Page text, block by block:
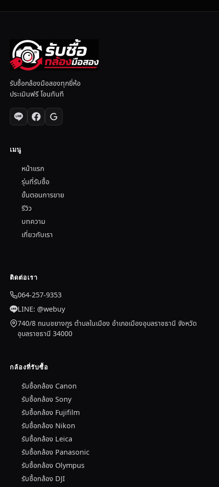
รับซื้อกล้องมือสองทุกยี่ห้อ
ประเมินฟรี โอนทันที
เมนู
หน้าแรก
รุ่นที่รับซื้อ
ขั้นตอนการขาย
รีวิว
บทความ
เกี่ยวกับเรา
ติดต่อเรา
064-257-9353
LINE: @webuy
740/8 ถนนชยางกูร ตำบลในเมือง อำเภอเมืองอุบลราชธานี จังหวัด
อุบลราชธานี 34000
กล้องที่รับซื้อ
รับซื้อกล้อง Canon
รับซื้อกล้อง Sony
รับซื้อกล้อง Fujifilm
รับซื้อกล้อง Nikon
รับซื้อกล้อง Leica
รับซื้อกล้อง Panasonic
รับซื้อกล้อง Olympus
รับซื้อกล้อง DJI